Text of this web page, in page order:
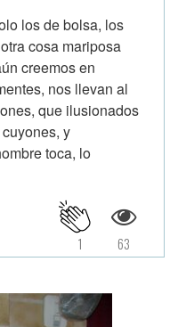
los de bolsa, los
cosa mariposa
creemos en
nos llevan al
que ilusionados
y
toca, lo
63
1